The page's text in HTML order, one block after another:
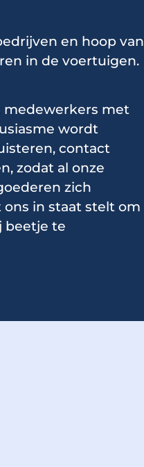
en hoop van
in de voertuigen.
medewerkers met
wordt
contact
zodat al onze
zich
in staat stelt om
beetje te